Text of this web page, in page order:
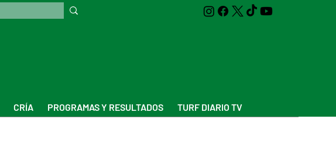
CRÍA PROGRAMAS Y RESULTADOS TURF DIARIO TV